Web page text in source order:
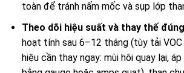
toàn để tránh nấm mốc và sụp lớp
Theo dõi hiệu suất và thay thế
hoạt tính sau 6–12 tháng (tùy tải
hiệu cần thay ngay: mùi hôi quay lại,